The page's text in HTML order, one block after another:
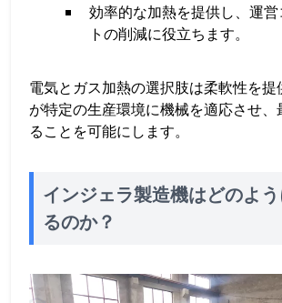
効率的な加熱を提供し、運営
トの削減に役立ちます。
電気とガス加熱の選択肢は柔軟性を提
が特定の生産環境に機械を適応させ
ることを可能にします。
インジェラ製造機はどのよ
るのか？